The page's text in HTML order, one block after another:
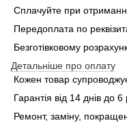
Сплачуйте при
Передоплата по
Безготівковому
Детальніше про оплату
Кожен товар
Гарантія від 14 днів до 6
Ремонт, заміну,